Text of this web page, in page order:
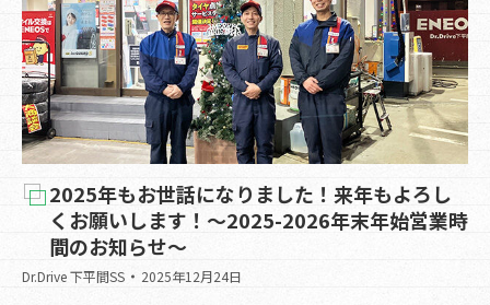
2025年もお世話になりました！来年もよろし
くお願いします！～2025-2026年末年始営業時
間のお知らせ～
Dr.Drive 下平間SS 2025年12月24日